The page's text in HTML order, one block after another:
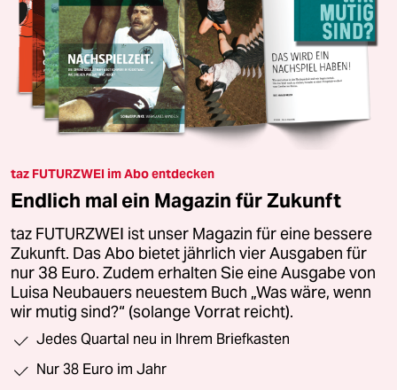
taz FUTURZWEI im Abo entdecken
Endlich mal ein Magazin für Zukunft
taz FUTURZWEI ist unser Magazin für eine bessere
Zukunft. Das Abo bietet jährlich vier Ausgaben für
nur 38 Euro. Zudem erhalten Sie eine Ausgabe von
Luisa Neubauers neuestem Buch „Was wäre, wenn
wir mutig sind?“ (solange Vorrat reicht).
Jedes Quartal neu in Ihrem Briefkasten
Nur 38 Euro im Jahr